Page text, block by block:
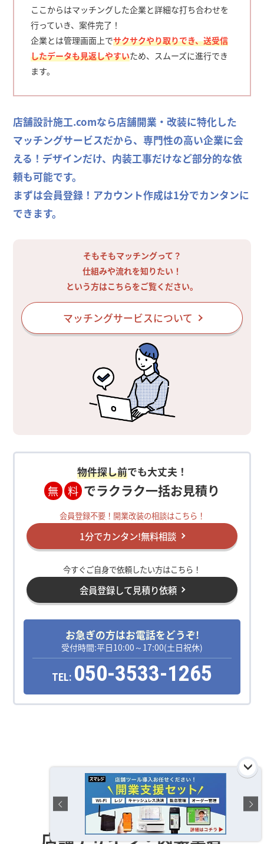
ここからはマッチングした企業と詳細な打ち合わせを
行っていき、案件完了！
企業とは管理画面上でサクサクやり取りでき、送受信
したデータも見返しやすいため、スムーズに進行でき
ます。
店舗設計施工.comなら店舗開業・改装に特化した
マッチングサービスだから、専門性の高い企業に会
える！デザインだけ、内装工事だけなど部分的な依
頼も可能です。
まずは会員登録！アカウント作成は1分でカンタンに
できます。
そもそもマッチングって？
仕組みや流れを知りたい！
という方はこちらをご覧ください。
マッチングサービスについて
物件探し前でも大丈夫！
無 料 でラクラク一括お見積り
会員登録不要！開業改装の相談はこちら！
1分でカンタン!無料相談
今すぐご自身で依頼したい方はこちら！
会員登録して見積り依頼
お急ぎの方はお電話をどうぞ!
受付時間:平日10:00～17:00(土日祝休)
TEL: 050-3533-1265
運営おすすめの